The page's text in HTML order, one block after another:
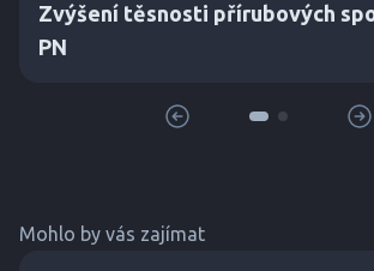
Zvýšení těsnosti přírubových
PN
Mohlo by vás zajímat